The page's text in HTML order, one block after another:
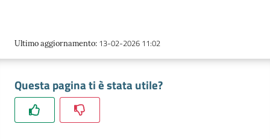
Ultimo aggiornamento: 13-02-2026 11:02
Questa pagina ti è stata utile?